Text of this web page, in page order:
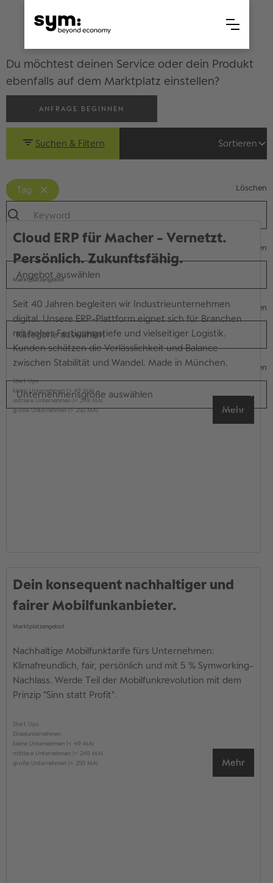
Du möchtest deinen Service oder dein Produkt
ebenfalls auf dem Marktplatz einstellen?
ANFRAGE BEGINNEN
Suchen & Filtern Sortieren
Suche Löschen
Löschen
Angebot auswählen
Kategorie Löschen
Kategorie auswählen
Unternehmensgröße Löschen
Unternehmensgröße auswählen
Tag
Cloud ERP für Macher - Vernetzt.
Persönlich. Zukunftsfähig.
Marktplatzangebot
Seit 40 Jahren begleiten wir Industrieunternehmen
digital. Unsere ERP-Plattform eignet sich für Branchen
mit hoher Fertigungstiefe und vielseitiger Logistik.
Kunden schätzen die Verlässlichkeit und Balance
zwischen Stabilität und Wandel. Made in München.
Start Ups
kleine Unternehmen (< 49 MA)
mittlere Unternehmen (< 249 MA)
große Unternehmen (> 250 MA)
Mehr
Dein konsequent nachhaltiger und
fairer Mobilfunkanbieter.
Marktplatzangebot
Nachhaltige Mobilfunktarife fürs Unternehmen:
Klimafreundlich, fair, persönlich und mit 5 % Symworking-
Nachlass. Werde Teil der Mobilfunkrevolution mit dem
Prinzip "Sinn statt Profit".
Start Ups
Einzelunternehmen
kleine Unternehmen (< 49 MA)
mittlere Unternehmen (< 249 MA)
große Unternehmen (> 250 MA)
Mehr